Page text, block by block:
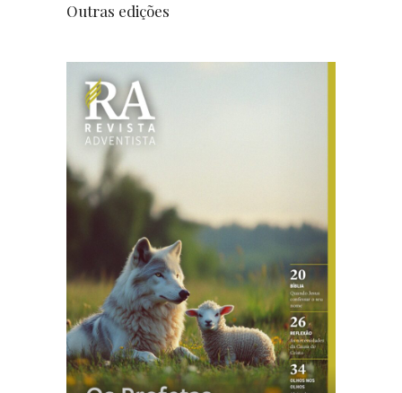
Outras edições